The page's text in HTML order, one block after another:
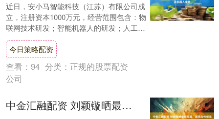
近日，安小马智能科技（江苏）有限公司成
立，注册资本1000万元，经营范围包含：物
联网技术研发；智能机器人的研发；人工智
能应用软件开发；软件开发等。企查查股权
穿透....
今日策略配资
查看： 94 分类： 正规的股票配资
公司
中金汇融配资 刘颖镟晒最新写真，靓丽与性感完美展现